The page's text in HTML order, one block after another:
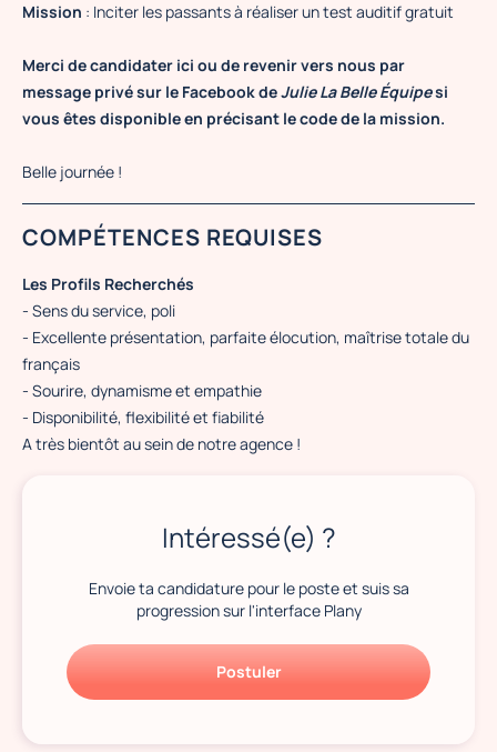
Mission : Inciter les passants à réaliser un test auditif gratuit
Merci de candidater ici ou de revenir vers nous par
message privé sur le Facebook deJulie La Belle Équipesi
vous êtes disponible en précisant le code de la mission.
Belle journée !
COMPÉTENCES REQUISES
Les Profils Recherchés
- Sens du service, poli
- Excellente présentation, parfaite élocution, maîtrise totale du
français
- Sourire, dynamisme et empathie
- Disponibilité, flexibilité et fiabilité
A très bientôt au sein de notre agence !
Intéressé(e) ?
Envoie ta candidature pour le poste et suis sa
progression sur l'interface Plany
Postuler